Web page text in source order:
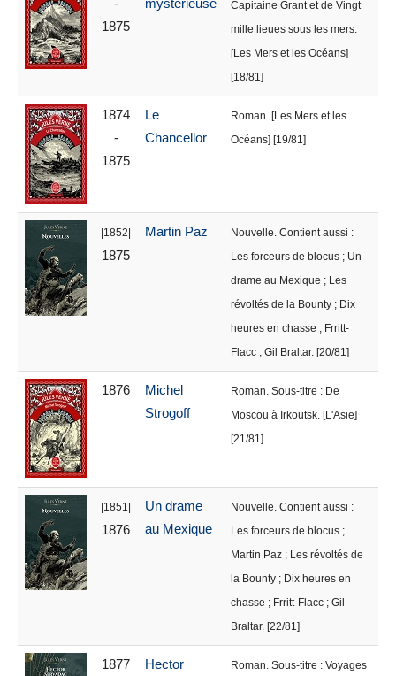
-
1875
mystérieuse
Capitaine Grant et de Vingt
mille lieues sous les mers.
[Les Mers et les Océans]
[18/81]
1874
-
1875
Le
Chancellor
Roman. [Les Mers et les
Océans] [19/81]
|1852|
1875
Martin Paz
Nouvelle. Contient aussi :
Les forceurs de blocus ; Un
drame au Mexique ; Les
révoltés de la Bounty ; Dix
heures en chasse ; Frritt-
Flacc ; Gil Braltar. [20/81]
1876
Michel
Strogoff
Roman. Sous-titre : De
Moscou à Irkoutsk. [L'Asie]
[21/81]
|1851|
1876
Un drame
au Mexique
Nouvelle. Contient aussi :
Les forceurs de blocus ;
Martin Paz ; Les révoltés de
la Bounty ; Dix heures en
chasse ; Frritt-Flacc ; Gil
Braltar. [22/81]
1877
Hector
Roman. Sous-titre : Voyages